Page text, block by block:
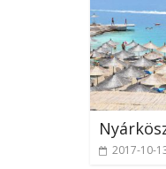
2017-10-